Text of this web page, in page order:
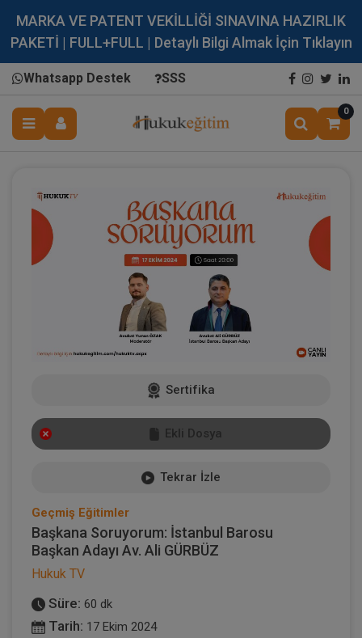
MARKA VE PATENT VEKİLLİĞİ SINAVINA HAZIRLIK
PAKETİ | FULL+FULL | Detaylı Bilgi Almak İçin Tıklayın
Whatsapp Destek SSS
0
Sertifika
Ekli Dosya
Tekrar İzle
Geçmiş Eğitimler
Başkana Soruyorum: İstanbul Barosu
Başkan Adayı Av. Ali GÜRBÜZ
Hukuk TV
Süre: 60 dk
Tarih: 17 Ekim 2024